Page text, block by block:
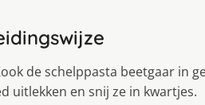
de schelppasta beetgaar in
uitlekken en snij ze in kwartjes.